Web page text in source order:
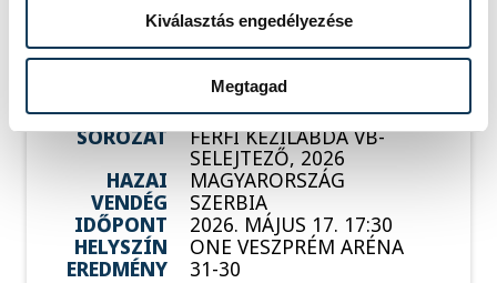
Kiválasztás engedélyezése
Megtagad
SOROZAT FÉRFI KÉZILABDA VB-
SELEJTEZŐ, 2026
HAZAI
MAGYARORSZÁG
VENDÉG
SZERBIA
IDŐPONT
2026. MÁJUS 17. 17:30
HELYSZÍN
ONE VESZPRÉM ARÉNA
EREDMÉNY
31-30